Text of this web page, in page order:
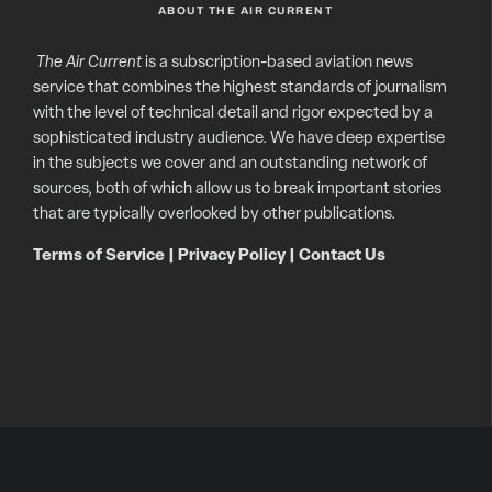
ABOUT THE AIR CURRENT
The Air Currentis a subscription-based aviation news
service that combines the highest standards of journalism
with the level of technical detail and rigor expected by a
sophisticated industry audience. We have deep expertise
in the subjects we cover and an outstanding network of
sources, both of which allow us to break important stories
that are typically overlooked by other publications.
Terms of Service Privacy Policy| Contact Us